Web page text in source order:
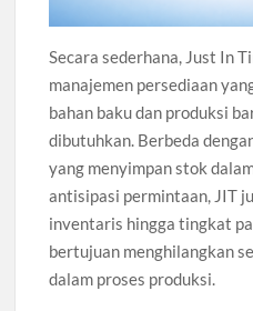
Secara sederhana, Just In
manajemen persediaan
bahan baku dan produksi
dibutuhkan. Berbeda
yang menyimpan stok
antisipasi permintaan, JIT
inventaris hingga tingkat
bertujuan menghilangkan
dalam proses produksi.